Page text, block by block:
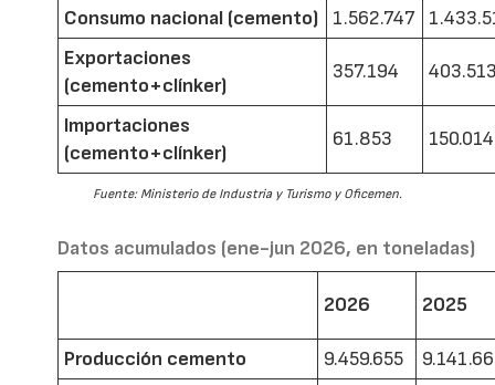
Consumo nacional (cemento)
1.562.747
Exportaciones
(cemento+clínker)
357.194
Importaciones
(cemento+clínker)
61.853 150.014
Fuente: Ministerio de Industria y Turismo y Oficemen.
Datos acumulados (ene-jun 2026, en toneladas)
2026 2025
Producción cemento 9.459.655